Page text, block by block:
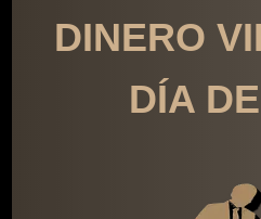
DINERO
DÍA